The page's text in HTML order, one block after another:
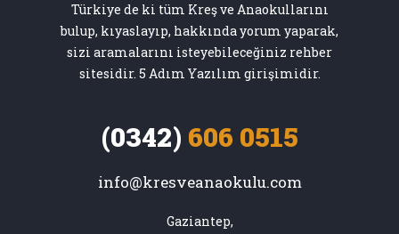
Türkiye de ki tüm Kreş ve Anaokullarını
bulup, kıyaslayıp, hakkında yorum yaparak,
sizi aramalarını isteyebileceğiniz rehber
sitesidir. 5 Adım Yazılım girişimidir.
(0342) 606 0515
info@kresveanaokulu.com
Gaziantep,